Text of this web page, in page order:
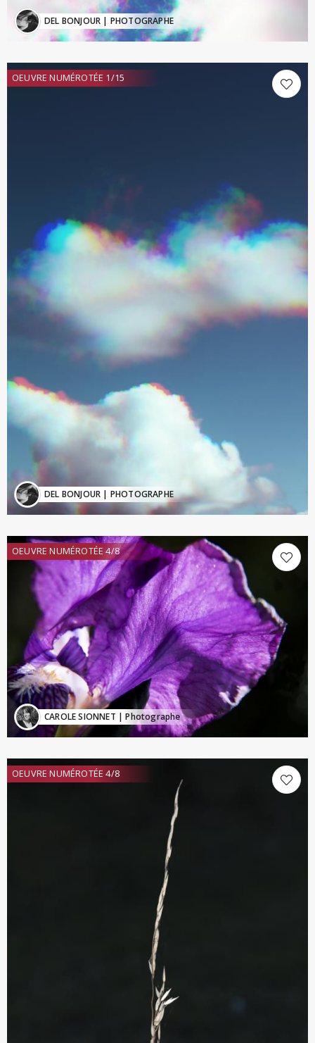
DEL BONJOUR | PHOTOGRAPHE
OEUVRE NUMÉROTÉE 1/15
DEL BONJOUR | PHOTOGRAPHE
OEUVRE NUMÉROTÉE 4/8
CAROLE SIONNET | Photographe
OEUVRE NUMÉROTÉE 4/8